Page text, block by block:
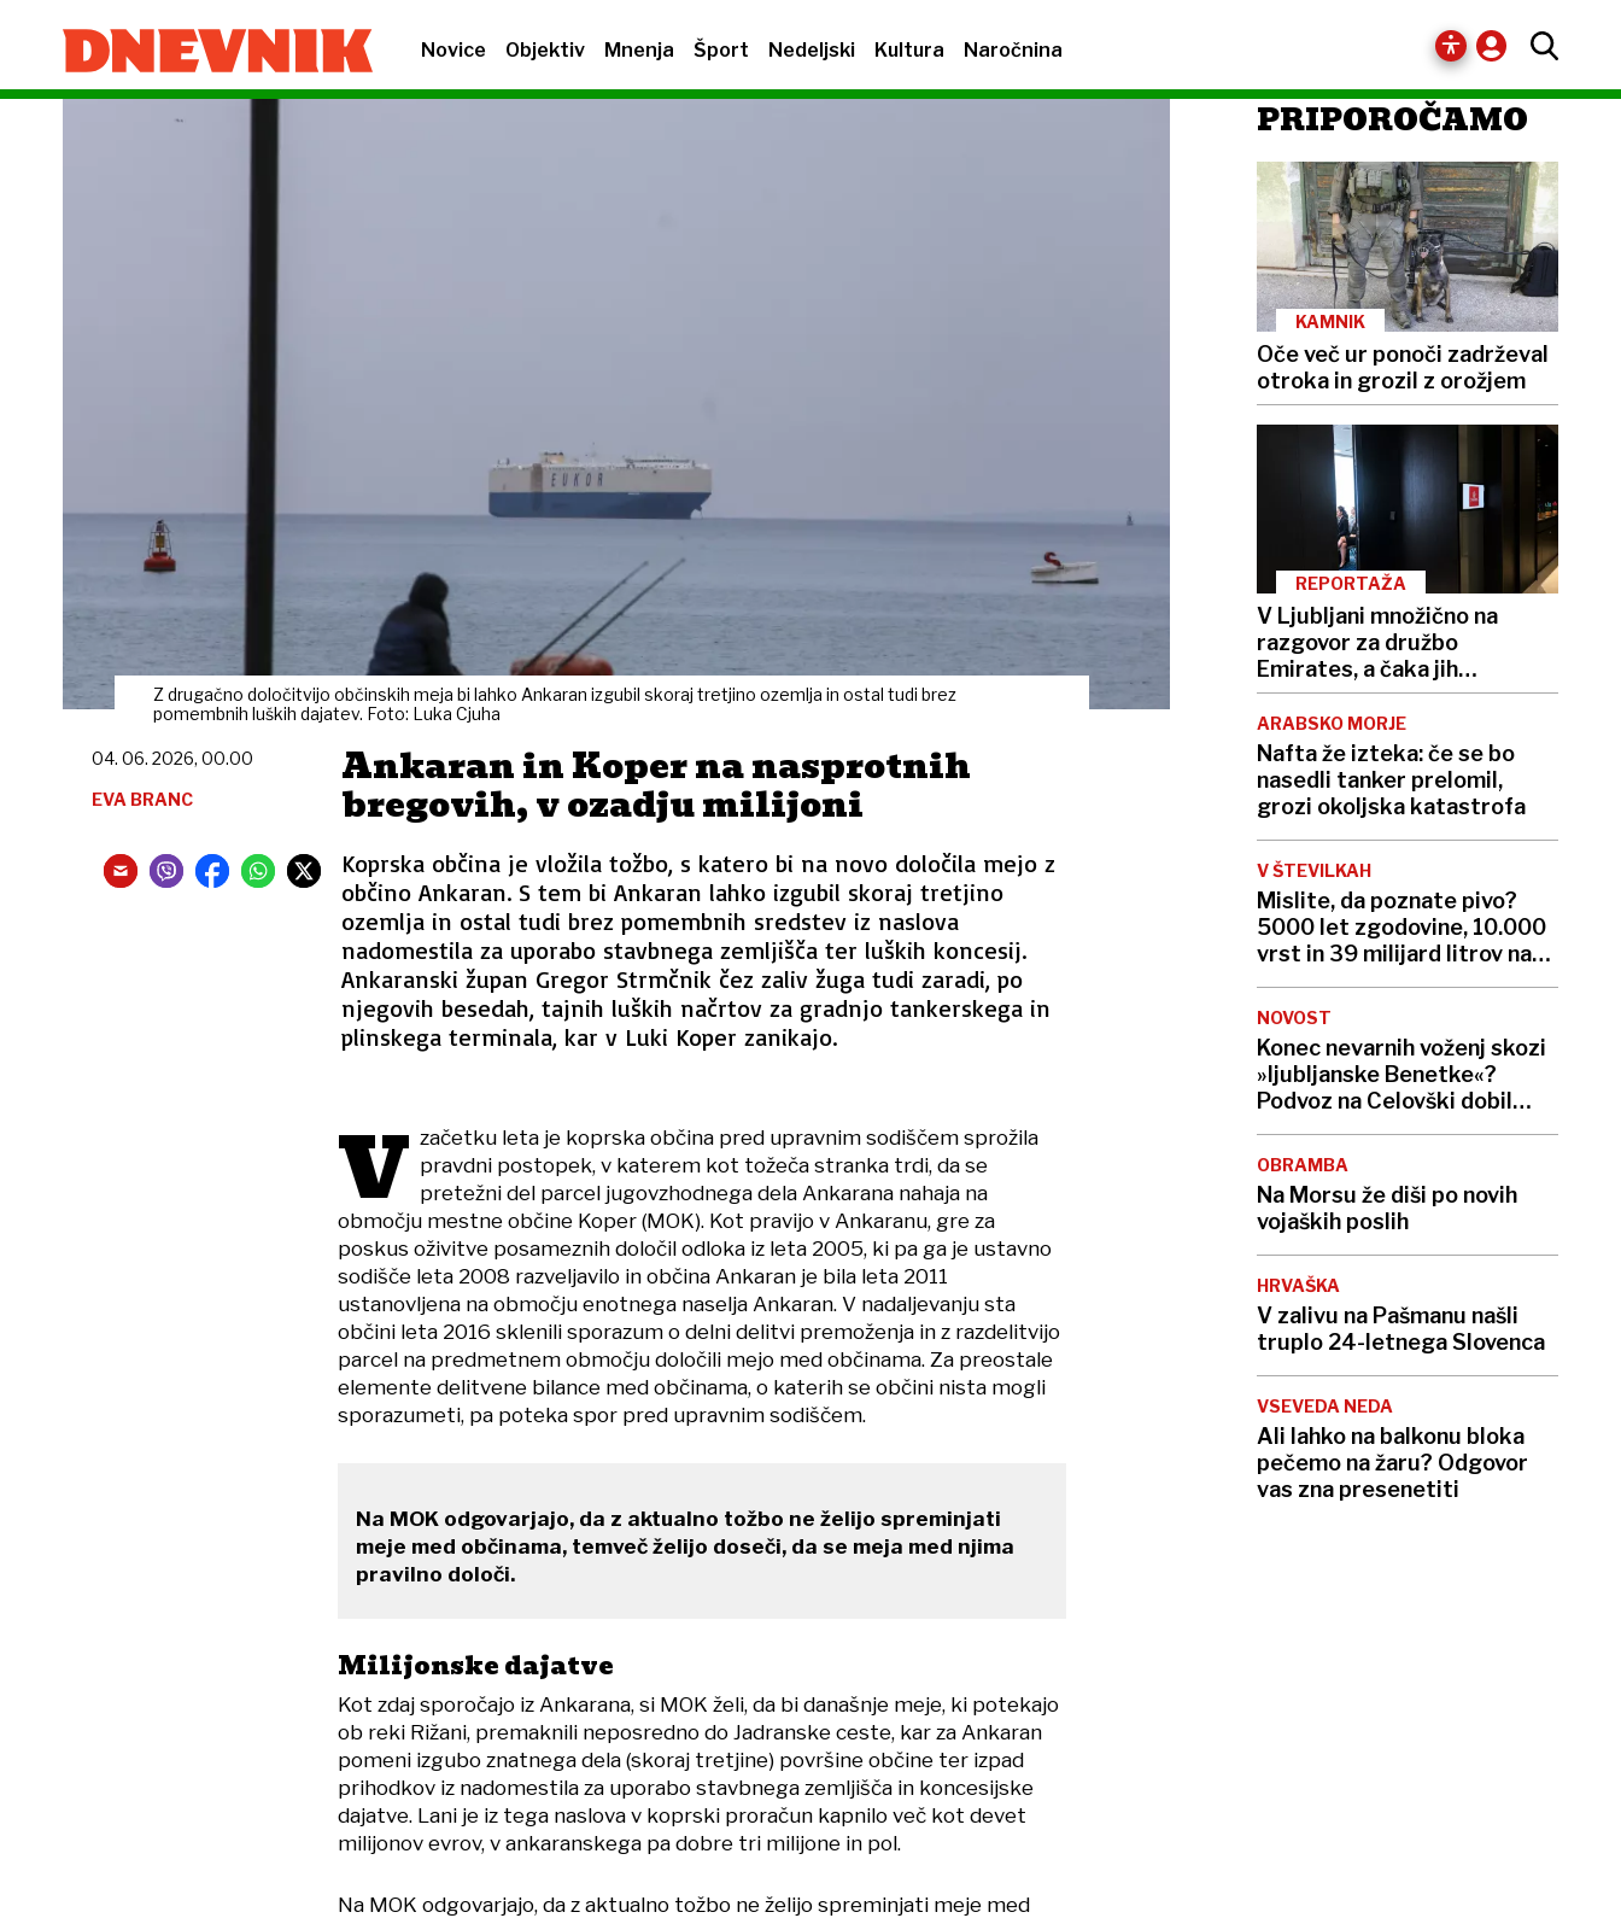
Novice Objektiv Mnenja Šport Nedeljski Kultura Naročnina
Z drugačno določitvijo občinskih meja bi lahko Ankaran izgubil skoraj tretjino ozemlja in ostal tudi brez
pomembnih luških dajatev. Foto: Luka Cjuha
Ankaran in Koper na nasprotnih
bregovih, v ozadju milijoni
Koprska občina je vložila tožbo, s katero bi na novo določila mejo z
občino Ankaran. S tem bi Ankaran lahko izgubil skoraj tretjino
ozemlja in ostal tudi brez pomembnih sredstev iz naslova
nadomestila za uporabo stavbnega zemljišča ter luških koncesij.
Ankaranski župan Gregor Strmčnik čez zaliv žuga tudi zaradi, po
njegovih besedah, tajnih luških načrtov za gradnjo tankerskega in
plinskega terminala, kar v Luki Koper zanikajo.
04. 06. 2026, 00.00
EVA BRANC
V začetku leta je koprska občina pred upravnim sodiščem sprožila
pravdni postopek, v katerem kot tožeča stranka trdi, da se
pretežni del parcel jugovzhodnega dela Ankarana nahaja na
območju mestne občine Koper (MOK). Kot pravijo v Ankaranu, gre za
poskus oživitve posameznih določil odloka iz leta 2005, ki pa ga je ustavno
sodišče leta 2008 razveljavilo in občina Ankaran je bila leta 2011
ustanovljena na območju enotnega naselja Ankaran. V nadaljevanju sta
občini leta 2016 sklenili sporazum o delni delitvi premoženja in z razdelitvijo
parcel na predmetnem območju določili mejo med občinama. Za preostale
elemente delitvene bilance med občinama, o katerih se občini nista mogli
sporazumeti, pa poteka spor pred upravnim sodiščem.
Na MOK odgovarjajo, da z aktualno tožbo ne želijo spreminjati
meje med občinama, temveč želijo doseči, da se meja med njima
pravilno določi.
Milijonske dajatve
Kot zdaj sporočajo iz Ankarana, si MOK želi, da bi današnje meje, ki potekajo
ob reki Rižani, premaknili neposredno do Jadranske ceste, kar za Ankaran
pomeni izgubo znatnega dela (skoraj tretjine) površine občine ter izpad
prihodkov iz nadomestila za uporabo stavbnega zemljišča in koncesijske
dajatve. Lani je iz tega naslova v koprski proračun kapnilo več kot devet
milijonov evrov, v ankaranskega pa dobre tri milijone in pol.
Na MOK odgovarjajo, da z aktualno tožbo ne želijo spreminjati meje med
PRIPOROČAMO
KAMNIK
Oče več ur ponoči zadrževal
otroka in grozil z orožjem
REPORTAŽA
V Ljubljani množično na
razgovor za družbo
Emirates, a čaka jih
zahtevna pot do sanjske
službe
ARABSKO MORJE
Nafta že izteka: če se bo
nasedli tanker prelomil,
grozi okoljska katastrofa
V ŠTEVILKAH
Mislite, da poznate pivo?
5000 let zgodovine, 10.000
vrst in 39 milijard litrov na
leto
NOVOST
Konec nevarnih voženj skozi
»ljubljanske Benetke«?
Podvoz na Celovški dobil
pametni semafor
OBRAMBA
Na Morsu že diši po novih
vojaških poslih
HRVAŠKA
V zalivu na Pašmanu našli
truplo 24-letnega Slovenca
VSEVEDA NEDA
Ali lahko na balkonu bloka
pečemo na žaru? Odgovor
vas zna presenetiti